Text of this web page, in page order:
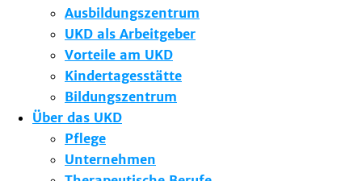
Ausbildungszentrum
UKD als Arbeitgeber
Vorteile am UKD
Kindertagesstätte
Bildungszentrum
Über das UKD
Pflege
Unternehmen